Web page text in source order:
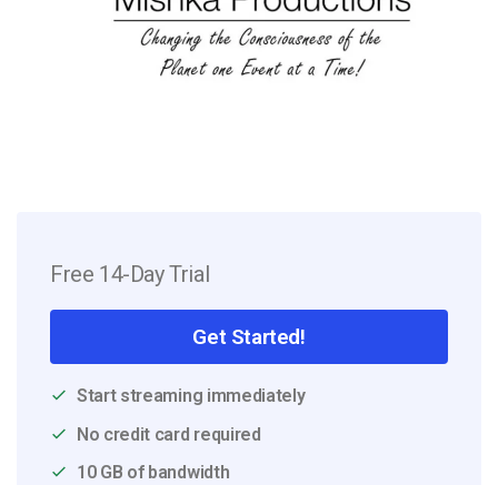
Free 14-Day Trial
Get Started!
Start streaming immediately
No credit card required
10 GB of bandwidth